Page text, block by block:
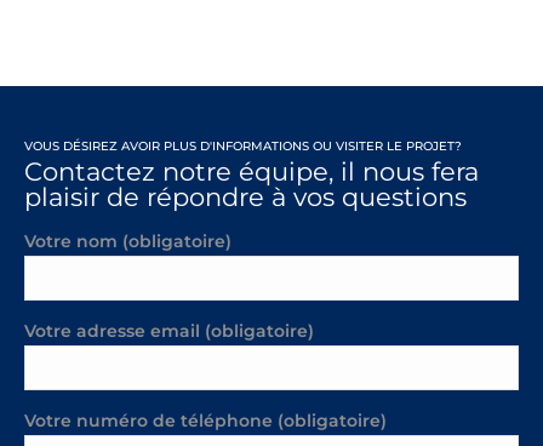
VOUS DÉSIREZ AVOIR PLUS D'INFORMATIONS OU VISITER LE PROJET?
Contactez notre équipe, il nous fera
plaisir de répondre à vos questions
Votre nom (obligatoire)
Votre adresse email (obligatoire)
Votre numéro de téléphone (obligatoire)